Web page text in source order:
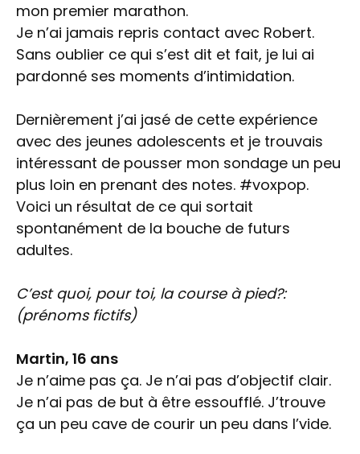
mon premier marathon.
Je n’ai jamais repris contact avec Robert.
Sans oublier ce qui s’est dit et fait, je lui ai
pardonné ses moments d’intimidation.
Dernièrement j’ai jasé de cette expérience
avec des jeunes adolescents et je trouvais
intéressant de pousser mon sondage un peu
plus loin en prenant des notes. #voxpop.
Voici un résultat de ce qui sortait
spontanément de la bouche de futurs
adultes.
C’est quoi, pour toi, la course à pied?:
(prénoms fictifs)
Martin, 16 ans
Je n’aime pas ça. Je n’ai pas d’objectif clair.
Je n’ai pas de but à être essoufflé. J’trouve
ça un peu cave de courir un peu dans l’vide.